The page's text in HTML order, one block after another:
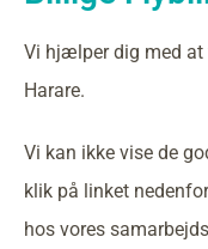
Vi hjælper dig med
Harare.
Vi kan ikke vise de
klik på linket
hos vores